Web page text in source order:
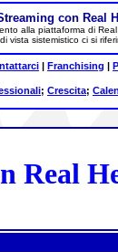
con Real
alla piattaforma di
vista sistemistico ci si
| Franchising |
; Crescita;
Real